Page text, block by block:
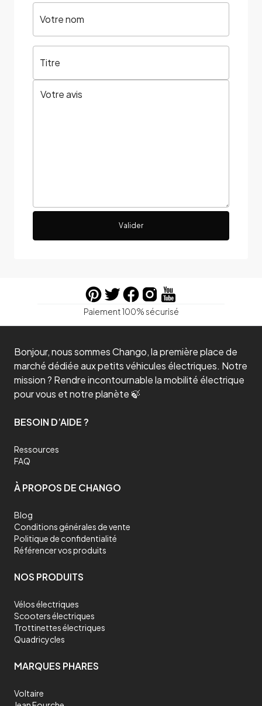
Votre nom
Titre
Valider
Paiement 100% sécurisé
Bonjour, nous sommes Chango, la première place de
marché dédiée aux petits véhicules électriques. Notre
mission ? Rendre incontournable la mobilité électrique
pour vous et notre planète 🍃
BESOIN D’AIDE ?
Ressources
FAQ
À PROPOS DE CHANGO
Blog
Conditions générales de vente
Politique de confidentialité
Référencer vos produits
NOS PRODUITS
Vélos électriques
Scooters électriques
Trottinettes électriques
Quadricycles
MARQUES PHARES
Voltaire